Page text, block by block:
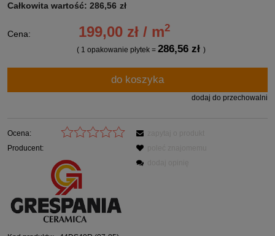
Całkowita wartość: 286,56 zł
Cena: 199,00 zł / m2
( 1opakowanie płytek =286,56 zł)
do koszyka
dodaj do przechowalni
Ocena:
Producent: